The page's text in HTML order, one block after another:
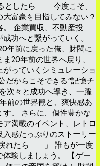
としたら―― 今度こそ、
富豪を目指してみない？
。 企業買収、不動産投
功へと繋がっていく。
年前に戻った俺、財閥に
20年前の世界へ戻り、
っていくシミュレーショ
だからこそできる“記憶チ
次々と成功へ導き、一躍
前の世界観と、爽快感あ
。 さらに、個性豊かな
満載のイベント、レトロ
感たっぷりのストーリー
れたら――」 誰もが一度
験しましょう。 【ゲー